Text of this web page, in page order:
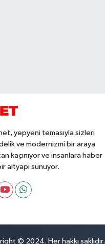
yepyeni temasıyla sizleri
ve modernizmi bir araya
kaçınıyor ve insanlara haber
altyapı sunuyor.
© 2024. Her hakkı saklıdır.